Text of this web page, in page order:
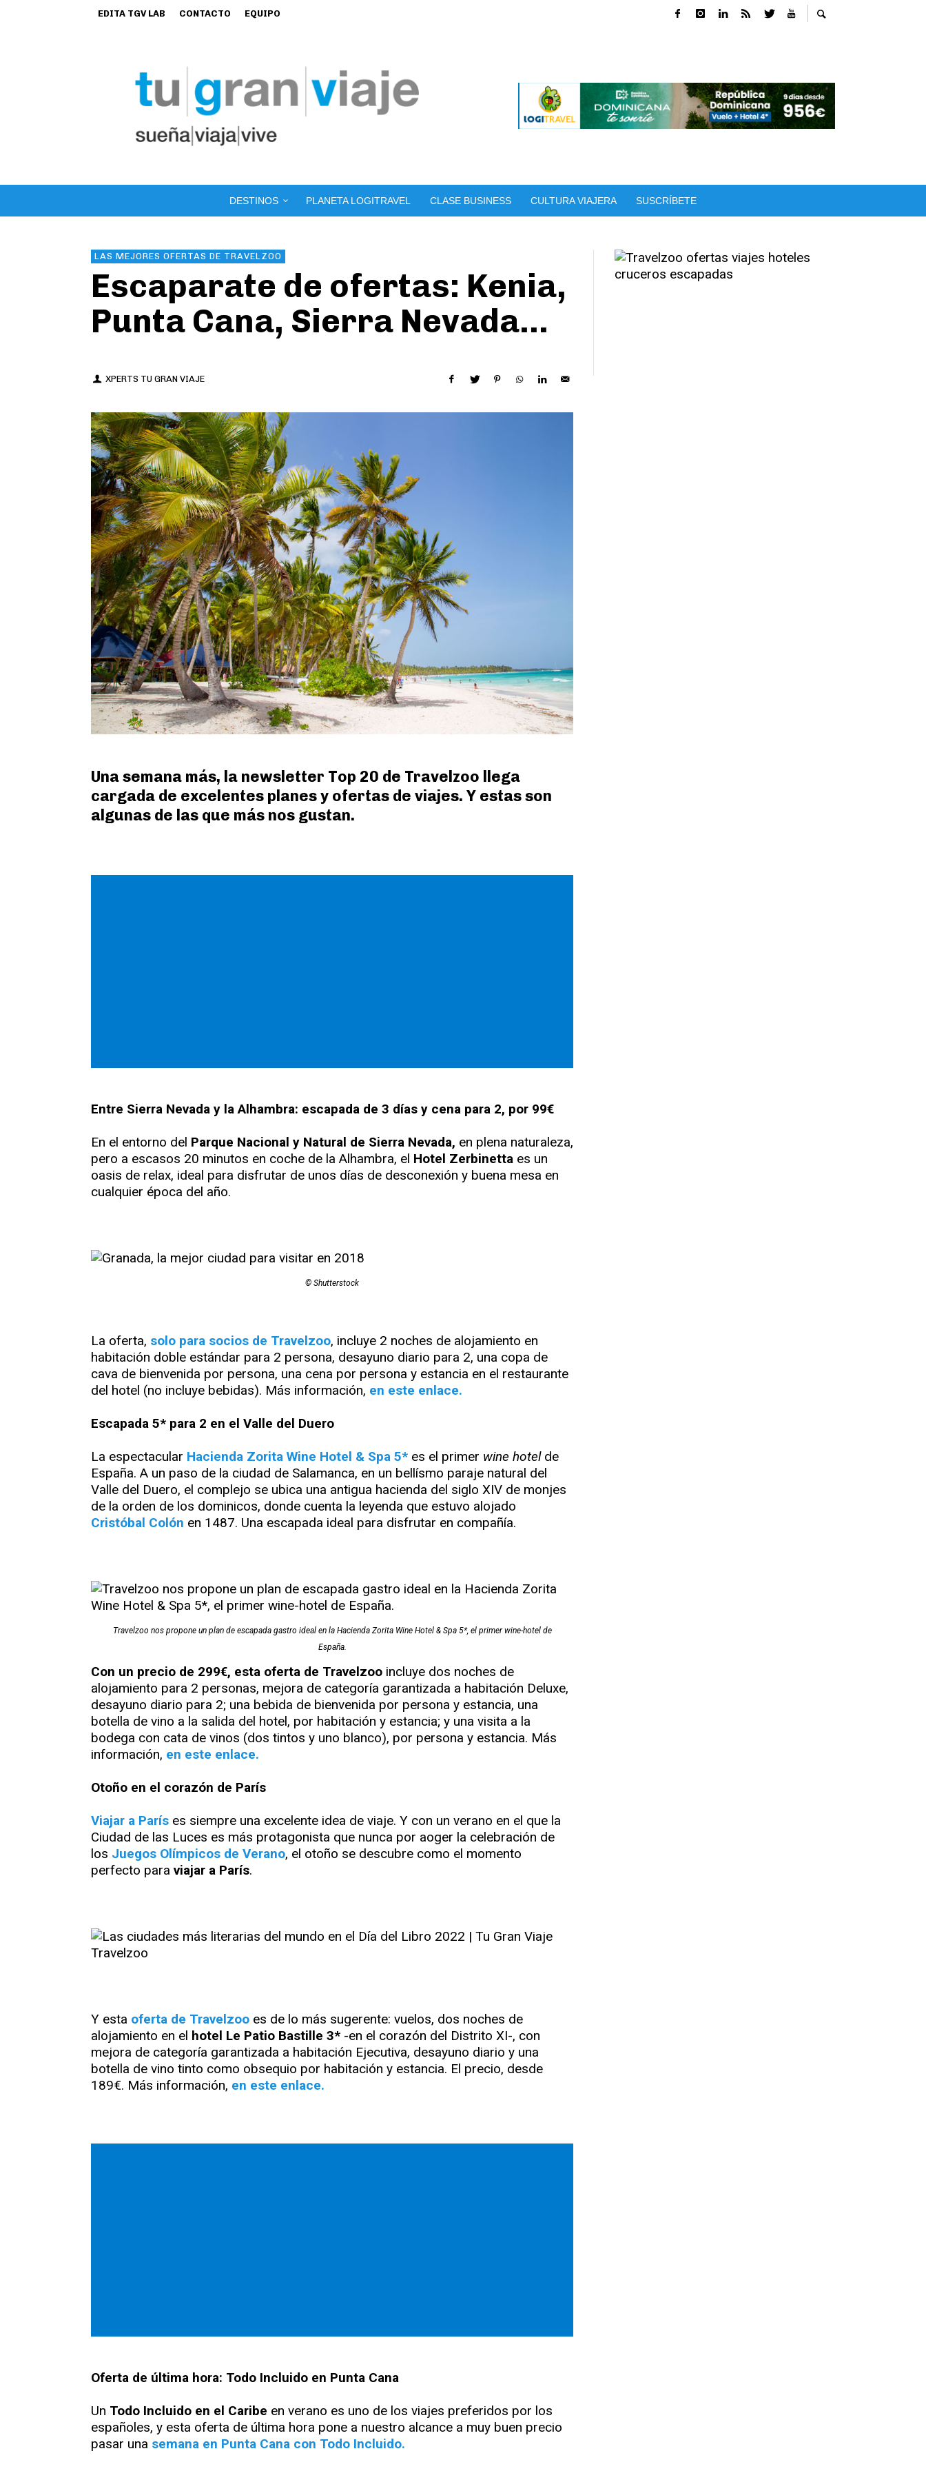
EDITA TGV LAB CONTACTO EQUIPO
DESTINOS PLANETA LOGITRAVEL CLASE BUSINESS CULTURA VIAJERA SUSCRÍBETE
LAS MEJORES OFERTAS DE TRAVELZOO
Escaparate de ofertas: Kenia,
Punta Cana, Sierra Nevada…
XPERTS TU GRAN VIAJE
Una semana más, la newsletter Top 20 de Travelzoo llega
cargada de excelentes planes y ofertas de viajes. Y estas son
algunas de las que más nos gustan.
Entre Sierra Nevada y la Alhambra: escapada de 3 días y cena para 2, por 99€
En el entorno del Parque Nacional y Natural de Sierra Nevada, en plena naturaleza,
pero a escasos 20 minutos en coche de la Alhambra, el Hotel Zerbinetta es un
oasis de relax, ideal para disfrutar de unos días de desconexión y buena mesa en
cualquier época del año.
© Shutterstock
La oferta, solo para socios de Travelzoo, incluye 2 noches de alojamiento en
habitación doble estándar para 2 persona, desayuno diario para 2, una copa de
cava de bienvenida por persona, una cena por persona y estancia en el restaurante
del hotel (no incluye bebidas). Más información, en este enlace.
Escapada 5* para 2 en el Valle del Duero
La espectacular Hacienda Zorita Wine Hotel & Spa 5* es el primer wine hotelde
España. A un paso de la ciudad de Salamanca, en un bellísmo paraje natural del
Valle del Duero, el complejo se ubica una antigua hacienda del siglo XIV de monjes
de la orden de los dominicos, donde cuenta la leyenda que estuvo alojado
Cristóbal Colón en 1487. Una escapada ideal para disfrutar en compañía.
Travelzoo nos propone un plan de escapada gastro ideal en la Hacienda Zorita Wine Hotel & Spa 5*, el primer wine-hotel de
España.
Con un precio de 299€, esta oferta de Travelzoo incluye dos noches de
alojamiento para 2 personas, mejora de categoría garantizada a habitación Deluxe,
desayuno diario para 2; una bebida de bienvenida por persona y estancia, una
botella de vino a la salida del hotel, por habitación y estancia; y una visita a la
bodega con cata de vinos (dos tintos y uno blanco), por persona y estancia. Más
información, en este enlace.
Otoño en el corazón de París
Viajar a París es siempre una excelente idea de viaje. Y con un verano en el que la
Ciudad de las Luces es más protagonista que nunca por aoger la celebración de
los Juegos Olímpicos de Verano, el otoño se descubre como el momento
perfecto para viajar a París.
Y esta oferta de Travelzoo es de lo más sugerente: vuelos, dos noches de
alojamiento en el hotel Le Patio Bastille 3* -en el corazón del Distrito XI-, con
mejora de categoría garantizada a habitación Ejecutiva, desayuno diario y una
botella de vino tinto como obsequio por habitación y estancia. El precio, desde
189€. Más información, en este enlace.
Oferta de última hora: Todo Incluido en Punta Cana
Un Todo Incluido en el Caribe en verano es uno de los viajes preferidos por los
españoles, y esta oferta de última hora pone a nuestro alcance a muy buen precio
pasar una semana en Punta Cana con Todo Incluido.